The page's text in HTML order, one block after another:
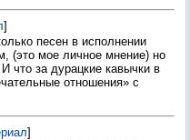
]
песен в исполнении
(это мое личное мнение) но
что за дурацкие кавычки в
отношения» с
]